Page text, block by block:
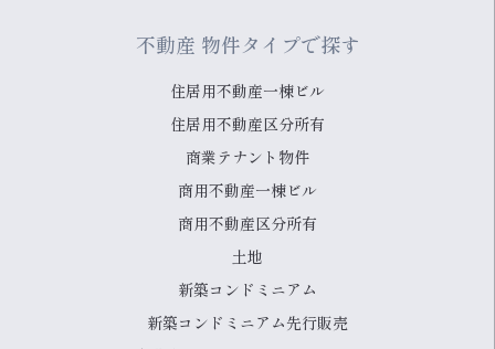
不動産 物件タイプで探す
住居用不動産一棟ビル
住居用不動産区分所有
商業テナント物件
商用不動産一棟ビル
商用不動産区分所有
土地
新築コンドミニアム
新築コンドミニアム先行販売